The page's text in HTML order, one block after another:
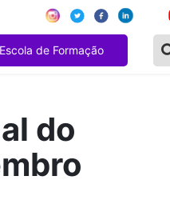
Escola de Formação
do